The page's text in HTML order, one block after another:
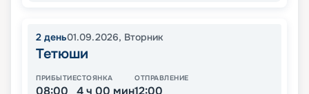
2 день01.09.2026, Вторник
Тетюши
ПРИБЫТИЕ
08:00
СТОЯНКА
4 ч 00 мин
ОТПРАВЛЕНИЕ
12:00